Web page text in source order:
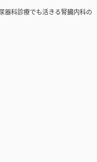
科診療でも活きる腎臓内科の